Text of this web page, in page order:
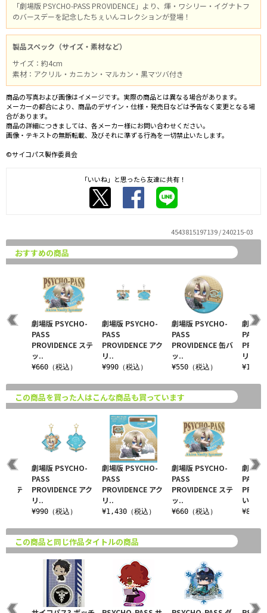
「劇場版 PSYCHO-PASS PROVIDENCE」より、煇・ワシリー・イグナトフ
のバースデーを記念したちぇいんコレクションが登場！
製品スペック（サイズ・素材など）
サイズ：約4cm
素材：アクリル・カニカン・マルカン・黒マツバ付き
商品の写真および画像はイメージです。実際の商品とは異なる場合があります。
メーカーの都合により、商品のデザイン・仕様・発売日などは予告なく変更となる場
合があります。
商品の詳細につきましては、各メーカー様にお問い合わせください。
画像・テキストの無断転載、及びそれに準ずる行為を一切禁止いたします。
©サイコパス製作委員会
「いいね」と思ったら友達に共有！
4543815197139 / 240215-03
おすすめの商品
劇場版 PSYCHO-
PASS
PROVIDENCE アク
リ..
¥990（税込）
劇場版 PSYCHO-
PASS
PROVIDENCE 缶バ
ッ..
¥550（税込）
劇場版
PASS
リ..
¥1,430
劇場版 PSYCHO-
PASS
PROVIDENCE ステ
ッ..
¥660（税込）
この商品を買った人はこんな商品も買っています
劇場版 PSYCHO-
PASS
PROVIDENCE アク
リ..
¥1,430（税込）
劇場版 PSYCHO-
PASS
PROVIDENCE ステ
ッ..
¥660（税込）
劇場版
PASS
い..
¥880
ステ
劇場版 PSYCHO-
PASS
PROVIDENCE アク
リ..
¥990（税込）
この商品と同じ作品タイトルの商品